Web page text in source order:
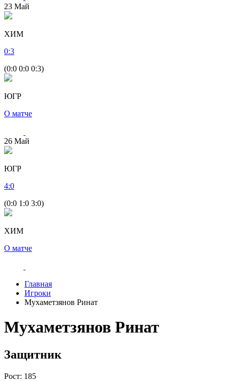
23 Май
ХИМ
0:3
(0:0 0:0 0:3)
ЮГР
О матче
26 Май
ЮГР
4:0
(0:0 1:0 3:0)
ХИМ
О матче
Главная
Игроки
Мухаметзянов Ринат
Мухаметзянов Ринат
Защитник
Рост: 185